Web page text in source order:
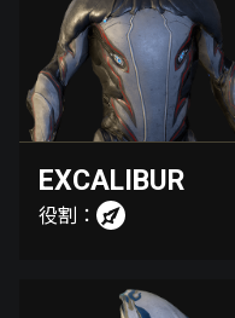
EXCALIBUR
役割：